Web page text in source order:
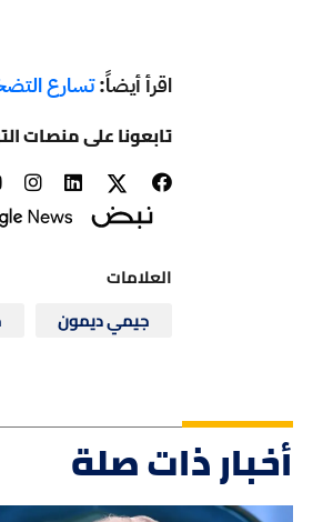
اقرأ أيضاً:تسارع التضخم في
تابعونا على منصات
العلامات
جيمي ديمون
أخبار ذات صلة